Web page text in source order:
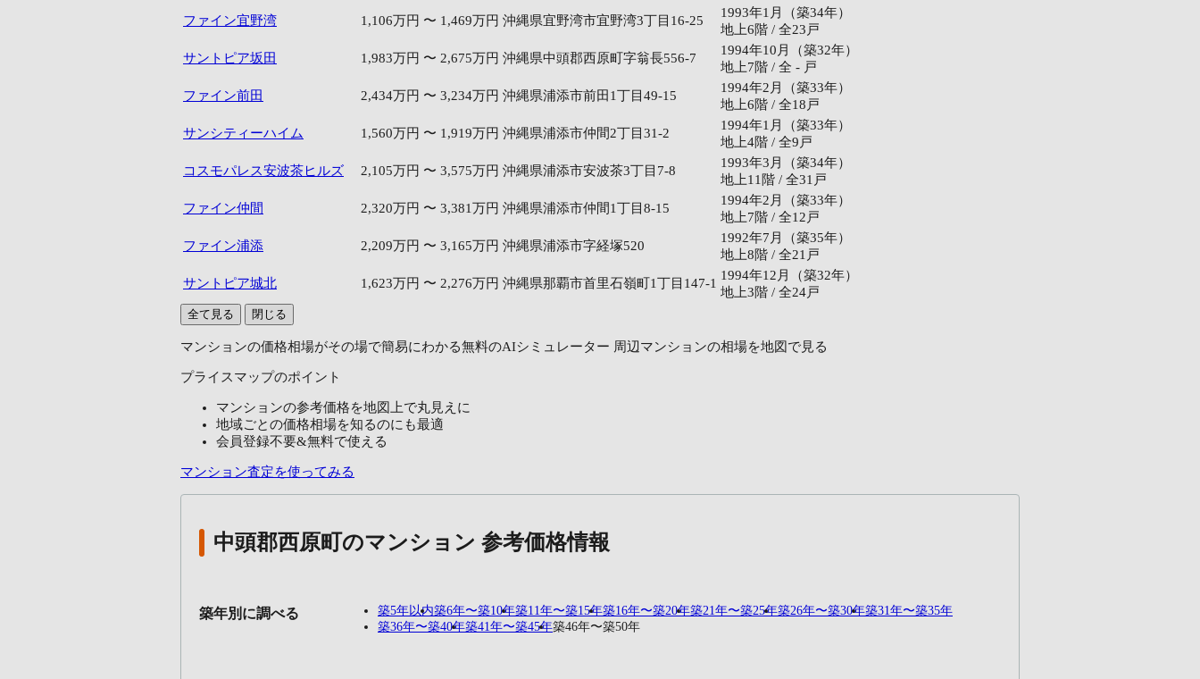
ファイン宜野湾
1,106万円 〜 1,469万円 沖縄県宜野湾市宜野湾3丁目16-25
1993年1月（築34年）
地上6階 / 全23戸
サントピア坂田
1,983万円 〜 2,675万円 沖縄県中頭郡西原町字翁長556-7
1994年10月（築32年）
地上7階 / 全 - 戸
ファイン前田
2,434万円 〜 3,234万円 沖縄県浦添市前田1丁目49-15
1994年2月（築33年）
地上6階 / 全18戸
サンシティーハイム
1,560万円 〜 1,919万円 沖縄県浦添市仲間2丁目31-2
1994年1月（築33年）
地上4階 / 全9戸
コスモパレス安波茶ヒルズ
2,105万円 〜 3,575万円 沖縄県浦添市安波茶3丁目7-8
1993年3月（築34年）
地上11階 / 全31戸
ファイン仲間
2,320万円 〜 3,381万円 沖縄県浦添市仲間1丁目8-15
1994年2月（築33年）
地上7階 / 全12戸
ファイン浦添
2,209万円 〜 3,165万円 沖縄県浦添市字経塚520
1992年7月（築35年）
地上8階 / 全21戸
サントピア城北
1,623万円 〜 2,276万円 沖縄県那覇市首里石嶺町1丁目147-1
1994年12月（築32年）
地上3階 / 全24戸
全て見る 閉じる
マンションの価格相場がその場で簡易にわかる無料のAIシミュレーター 周辺マンションの相場を地図で見る
プライスマップのポイント
マンションの参考価格を地図上で丸見えに
地域ごとの価格相場を知るのにも最適
会員登録不要&無料で使える
マンション査定を使ってみる
中頭郡西原町のマンション 参考価格情報
築年別に調べる 築5年以内築6年〜築10年築11年〜築15年築16年〜築20年築21年〜築25年築26年〜築30年築31年〜築35年
築36年〜築40年築41年〜築45年築46年〜築50年